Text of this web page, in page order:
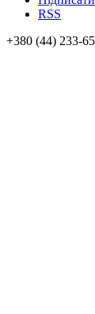
RSS
+380 (44) 233-